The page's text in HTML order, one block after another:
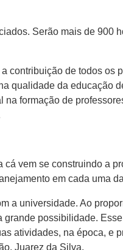
Serão mais de 900
contribuição de todos os
qualidade da educação
formação de
vem se construindo a
em cada uma
a universidade. Ao
possibilidade.
atividades, na época, e
Juarez da Silva.